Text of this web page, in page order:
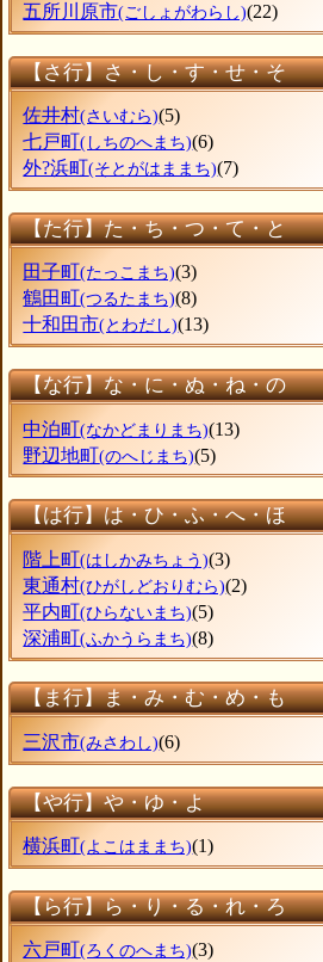
五所川原市(ごしょがわらし)(22)
【さ行】さ・し・す・せ・そ
佐井村(さいむら)(5)
七戸町(しちのへまち)(6)
外?浜町(そとがはままち)(7)
【た行】た・ち・つ・て・と
田子町(たっこまち)(3)
鶴田町(つるたまち)(8)
十和田市(とわだし)(13)
【な行】な・に・ぬ・ね・の
中泊町(なかどまりまち)(13)
野辺地町(のへじまち)(5)
【は行】は・ひ・ふ・へ・ほ
階上町(はしかみちょう)(3)
東通村(ひがしどおりむら)(2)
平内町(ひらないまち)(5)
深浦町(ふかうらまち)(8)
【ま行】ま・み・む・め・も
三沢市(みさわし)(6)
【や行】や・ゆ・よ
横浜町(よこはままち)(1)
【ら行】ら・り・る・れ・ろ
六戸町(ろくのへまち)(3)